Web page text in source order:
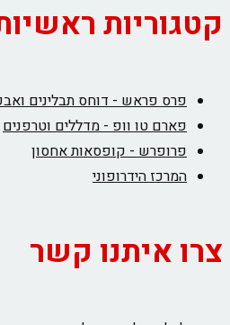
קטגוריות
פרס פראש - דוחס תבלינים
פארם טו וופ - מדללים וטרפנים
פרופרש - קופסאות אחסון
המרכז הידרופוני
צרו איתנו קשר